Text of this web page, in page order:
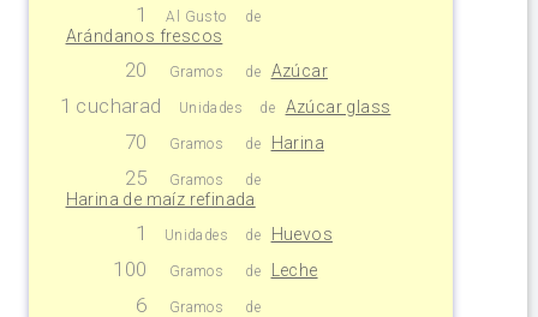
1 Al Gusto de
Arándanos frescos
20 Gramos de Azúcar
1 cucharad Unidades de Azúcar glass
70 Gramos de Harina
25 Gramos de
Harina de maíz refinada
1 Unidades de Huevos
100 Gramos de Leche
6 Gramos de